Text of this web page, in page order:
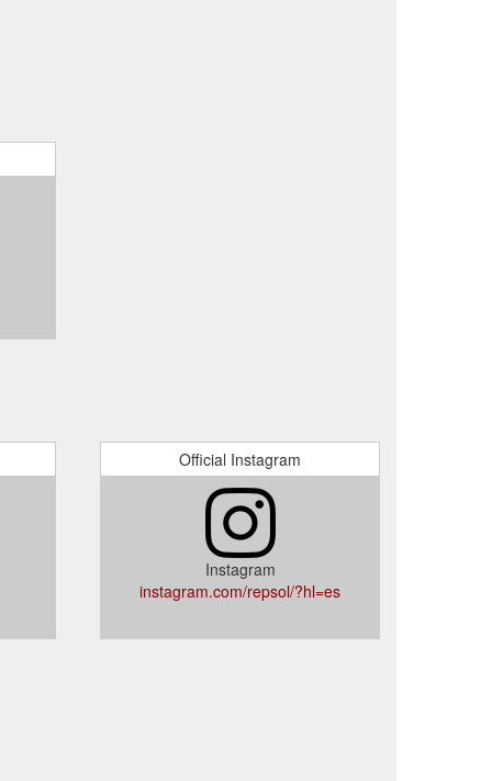
Official Instagram
Instagram
instagram.com/repsol/?hl=es